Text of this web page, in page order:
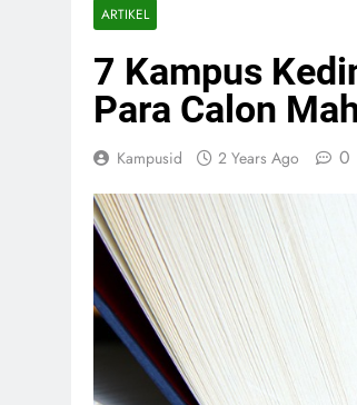
ARTIKEL
7 Kampus
Para Calon
Kampusid 2 Years Ago 0